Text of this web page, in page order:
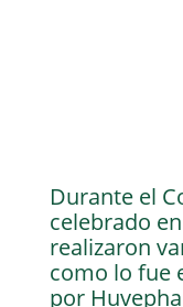
Durante el
celebrado
realizaron
como lo fue
por